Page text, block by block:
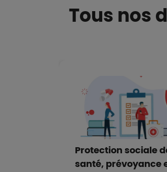
Tous nos
Protection sociale
santé, prévoyance